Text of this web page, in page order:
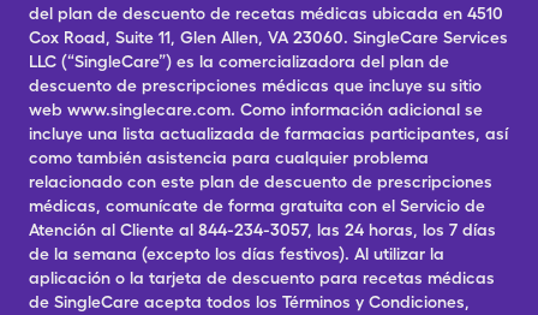
del plan de descuento de recetas médicas ubicada en 4510
Cox Road, Suite 11, Glen Allen, VA 23060. SingleCare Services
LLC (“SingleCare”) es la comercializadora del plan de
descuento de prescripciones médicas que incluye su sitio
web www.singlecare.com. Como información adicional se
incluye una lista actualizada de farmacias participantes, así
como también asistencia para cualquier problema
relacionado con este plan de descuento de prescripciones
médicas, comunícate de forma gratuita con el Servicio de
Atención al Cliente al 844-234-3057, las 24 horas, los 7 días
de la semana (excepto los días festivos). Al utilizar la
aplicación o la tarjeta de descuento para recetas médicas
de SingleCare acepta todos los Términos y Condiciones,